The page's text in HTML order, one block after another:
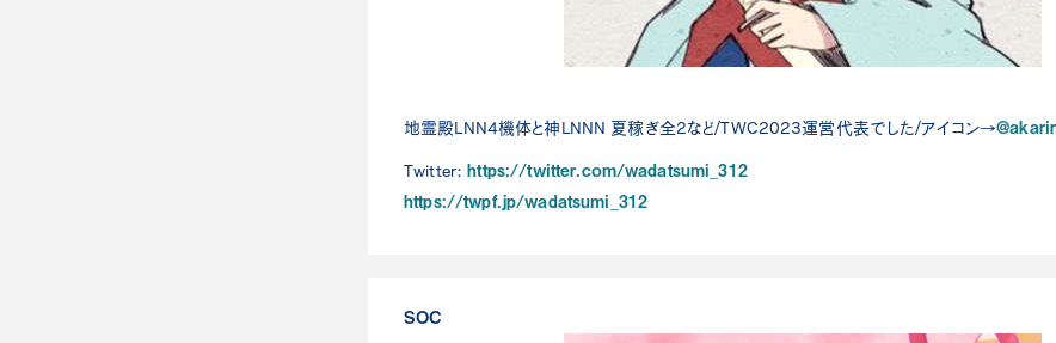
地霊殿LNN4機体と神LNNN 夏稼ぎ全2など/TWC2023運営代表でした/アイコン→
Twitter: https://twitter.com/wadatsumi_312
https://twpf.jp/wadatsumi_312
SOC